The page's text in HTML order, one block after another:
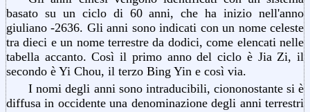
basato su un ciclo di 60 anni, che ha inizio nell'anno
giuliano -2636. Gli anni sono indicati con un nome celeste
tra dieci e un nome terrestre da dodici, come elencati nelle
tabella accanto. Così il primo anno del ciclo è Jia Zi, il
secondo è Yi Chou, il terzo Bing Yin e così via.
I nomi degli anni sono intraducibili, ciononostante si è
diffusa in occidente una denominazione degli anni terrestri